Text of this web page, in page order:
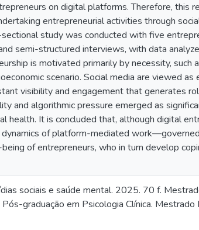
on digital platforms. Therefore, this
entrepreneurial activities through
study was conducted with five
semi-structured interviews, with data
is motivated primarily by necessity, such
scenario. Social media are viewed
visibility and engagement that generates
and algorithmic pressure emerged as
health. It is concluded that, although digital
of platform-mediated
of entrepreneurs, who in turn develop
sociais e saúde mental. 2025. 70 f.
graduação em Psicologia Clínica.